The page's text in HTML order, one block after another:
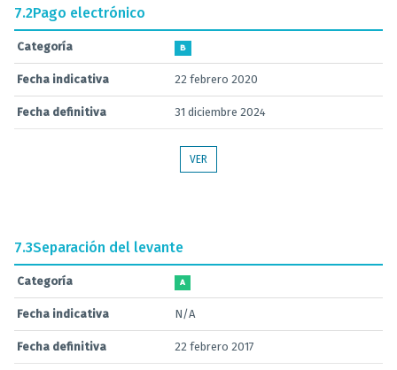
7.2Pago electrónico
Categoría B
Fecha indicativa 22 febrero 2020
Fecha definitiva 31 diciembre 2024
VER
7.3Separación del levante
Categoría A
Fecha indicativa N/A
Fecha definitiva 22 febrero 2017